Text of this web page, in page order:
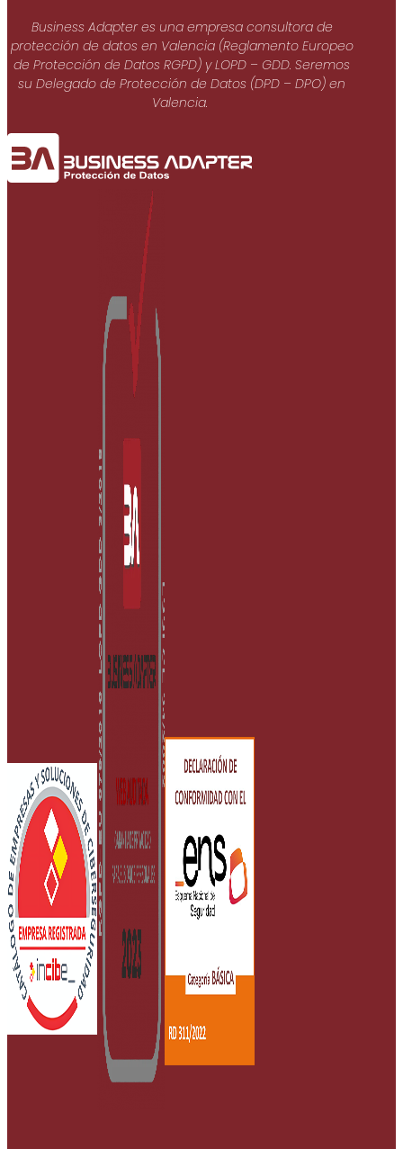
Business Adapter es una empresa consultora de
protección de datos en Valencia (Reglamento Europeo
de Protección de Datos RGPD) y LOPD – GDD. Seremos
su Delegado de Protección de Datos (DPD – DPO) en
Valencia.